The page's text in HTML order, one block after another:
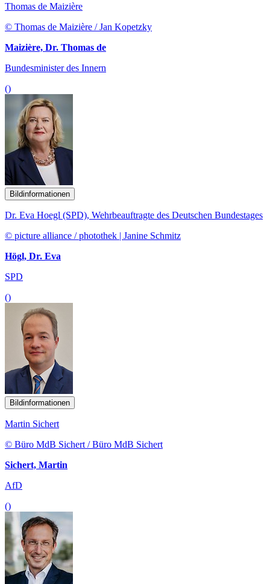
Thomas de Maizière
© Thomas de Maizière / Jan Kopetzky
Maizière, Dr. Thomas de
Bundesminister des Innern
()
Bildinformationen
Dr. Eva Hoegl (SPD), Wehrbeauftragte des Deutschen Bundestages
© picture alliance / photothek | Janine Schmitz
Högl, Dr. Eva
SPD
()
Bildinformationen
Martin Sichert
© Büro MdB Sichert / Büro MdB Sichert
Sichert, Martin
AfD
()